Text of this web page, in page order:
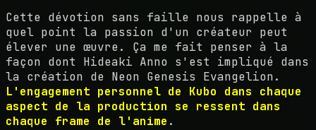
Cette dévotion sans faille nous rappelle à
quel point la passion d'un créateur peut
élever une œuvre. Ça me fait penser à la
façon dont Hideaki Anno s'est impliqué dans
la création de Neon Genesis Evangelion.
L'engagement personnel de Kubo dans chaque
aspect de la production se ressent dans
chaque frame de l'anime .